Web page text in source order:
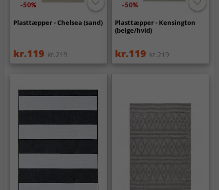
-50%
Plasttæpper - Chelsea (sand)
kr.119 kr.219
-50%
Plasttæpper - Kensington
(beige/hvid)
kr.119 kr.219